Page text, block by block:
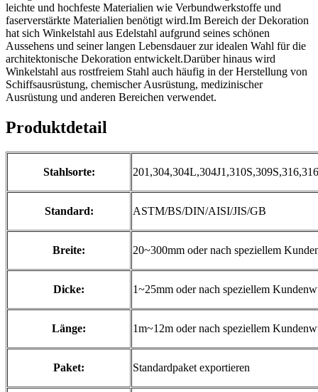
leichte und hochfeste Materialien wie Verbundwerkstoffe und
faserverstärkte Materialien benötigt wird.Im Bereich der Dekoration
hat sich Winkelstahl aus Edelstahl aufgrund seines schönen
Aussehens und seiner langen Lebensdauer zur idealen Wahl für die
architektonische Dekoration entwickelt.Darüber hinaus wird
Winkelstahl aus rostfreiem Stahl auch häufig in der Herstellung von
Schiffsausrüstung, chemischer Ausrüstung, medizinischer
Ausrüstung und anderen Bereichen verwendet.
Produktdetail
Stahlsorte:
Standard: ASTM/BS/DIN/AISI/JIS/GB
Breite: 20~300mm oder nach speziellem
Dicke: 1~25mm oder nach speziellem
Länge: 1m~12m oder nach speziellem
Paket: Standardpaket exportieren